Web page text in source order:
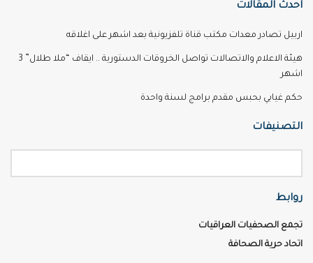
احدث المقالات
اربيل تصادر معدات مكتب قناة تلفزيونية بعد اشهر على اغلاقه
هيئة الاعلام والاتصالات تواصل الخروقات الدستورية .. ايقاف “ملا طلال” 3
اشهر
حكم غيابي بحبس مقدم برامج لسنة واحدة
التصنيفات
روابط
تجمع الصحفيات العراقيات
اتحاد حرية الصحافة